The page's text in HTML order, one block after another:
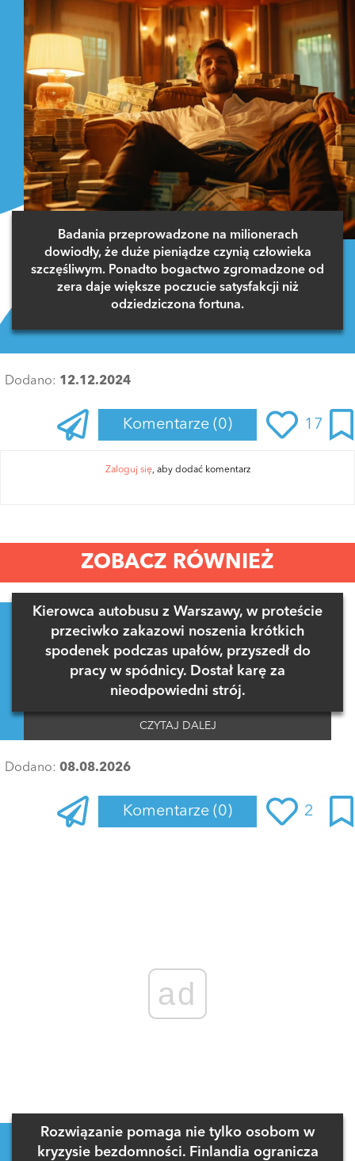
Badania przeprowadzone na milionerach
dowiodły, że duże pieniądze czynią człowieka
szczęśliwym. Ponadto bogactwo zgromadzone od
zera daje większe poczucie satysfakcji niż
odziedziczona fortuna.
Dodano: 12.12.2024
Komentarze (0) 17
Zaloguj się, aby dodać komentarz
ZOBACZ RÓWNIEŻ
Kierowca autobusu z Warszawy, w proteście
przeciwko zakazowi noszenia krótkich
spodenek podczas upałów, przyszedł do
pracy w spódnicy. Dostał karę za
nieodpowiedni strój.
CZYTAJ DALEJ
Dodano: 08.08.2026
Komentarze (0) 2
ad
Rozwiązanie pomaga nie tylko osobom w
kryzysie bezdomności. Finlandia ogranicza